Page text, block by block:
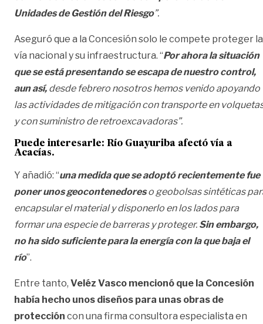
Unidades de Gestión del Riesgo”.
Aseguró que a la Concesión solo le compete proteger la
vía nacional y su infraestructura. “Por ahora la situación
que se está presentando se escapa de nuestro control,
aun así, desde febrero nosotros hemos venido apoyando
las actividades de mitigación con transporte en
y con suministro de retroexcavadoras”.
Puede interesarle: Río Guayuriba afectó vía a
Acacías.
Y añadió: “una medida que se adoptó recientemente fue
poner unos geocontenedoreso geobolsas sintéticas
encapsular el material y disponerlo en los lados para
formar una especie de barreras y proteger. Sin embargo,
no ha sido suficiente para la energía con la que baja el
río”.
Entre tanto, Veléz Vasco mencionó que la Concesión
había hecho unos diseños para unas obras de
protección con una firma consultora especialista en